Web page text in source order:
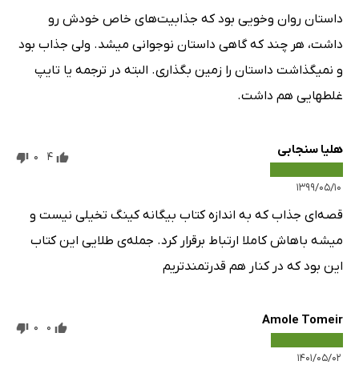
داستان روان وخویی بود که جذابیت‌های خاص خودش رو
داشت، هر چند که گاهی داستان نوجوانی میشد. ولی جذاب بود
و نمیگذاشت داستان را زمین بگذاری. البته در ترجمه یا تایپ
غلطهایی هم داشت.
هلیا سنجابی
۱۳۹۹/۰۵/۱۰
4
0
قصه‌ای جذاب که به اندازه کتاب بیگانه کینگ تخیلی نیست و
میشه باهاش کاملا ارتباط برقرار کرد. جمله‌ی طلایی این کتاب
این بود که در کنار هم قدرتمندتریم
Amole Tomeir
۱۴۰۱/۰۵/۰۲
0
0